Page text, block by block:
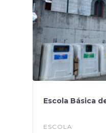
Escola Básica
ESCOLA